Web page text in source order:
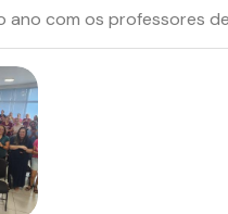
ano com os professores